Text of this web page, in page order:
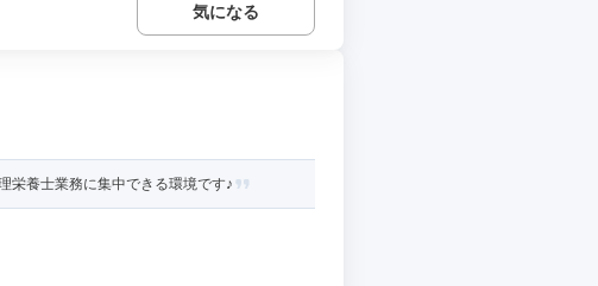
気になる
養士業務に集中できる環境です♪